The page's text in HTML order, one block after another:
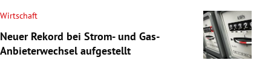
Wirtschaft
Neuer Rekord bei Strom- und Gas-
Anbieterwechsel aufgestellt